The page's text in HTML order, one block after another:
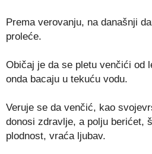
Prema verovanju, na današnji
proleće.
Običaj je da se pletu venčići od
onda bacaju u tekuću vodu.
Veruje se da venčić, kao
donosi zdravlje, a polju berićet,
plodnost, vraća ljubav.